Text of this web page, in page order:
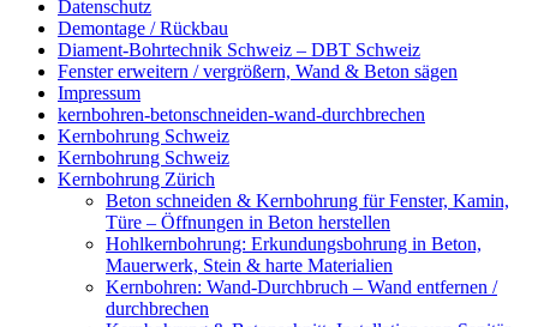
Datenschutz
Demontage / Rückbau
Diament-Bohrtechnik Schweiz – DBT Schweiz
Fenster erweitern / vergrößern, Wand & Beton sägen
Impressum
kernbohren-betonschneiden-wand-durchbrechen
Kernbohrung Schweiz
Kernbohrung Schweiz
Kernbohrung Zürich
Beton schneiden & Kernbohrung für Fenster, Kamin,
Türe – Öffnungen in Beton herstellen
Hohlkernbohrung: Erkundungsbohrung in Beton,
Mauerwerk, Stein & harte Materialien
Kernbohren: Wand-Durchbruch – Wand entfernen /
durchbrechen